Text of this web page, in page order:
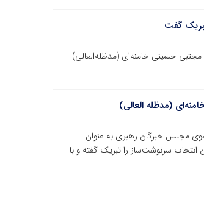
گفت
حسینی خامنه‌ای (مدظله‌العالی)
(مدظله العالی)
مجلس خبرگان رهبری به عنوان
سرنوشت‌ساز را تبریک گفته و با